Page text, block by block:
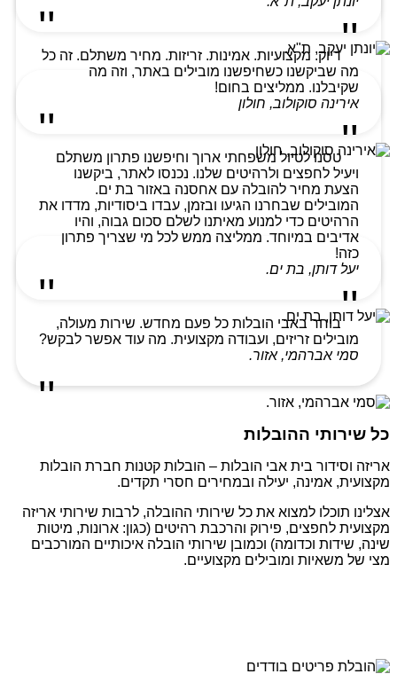
דיוק. מקצועיות. אמינות. זריזות. מחיר משתלם. זה כל
מה שביקשנו כשחיפשנו מובילים באתר, וזה מה
שקיבלנו. ממליצים בחום!
אירינה סוקולוב, חולון
טסנו לטיול משפחתי ארוך וחיפשנו פתרון משתלם
ויעיל לחפצים ולרהיטים שלנו. נכנסו לאתר, ביקשנו
הצעת מחיר להובלה עם אחסנה באזור בת ים.
המובילים שבחרנו הגיעו ובזמן, עבדו ביסודיות, מדדו את
הרהיטים כדי למנוע מאיתנו לשלם סכום גבוה, והיו
אדיבים במיוחד. ממליצה ממש לכל מי שצריך פתרון
כזה!
יעל דותן, בת ים.
בוחר באבי הובלות כל פעם מחדש. שירות מעולה,
מובילים זריזים, ועבודה מקצועית. מה עוד אפשר לבקש?
סמי אברהמי, אזור.
כל שירותי ההובלות
אריזה וסידור בית אבי הובלות – הובלות קטנות חברת הובלות
מקצועית, אמינה, יעילה ובמחירים חסרי תקדים.
אצלינו תוכלו למצוא את כל שירותי ההובלה, לרבות שירותי אריזה
מקצועית לחפצים, פירוק והרכבת רהיטים (כגון: ארונות, מיטות
שינה, שידות וכדומה) וכמובן שירותי הובלה איכותיים המורכבים
מצי של משאיות ומובילים מקצועיים.